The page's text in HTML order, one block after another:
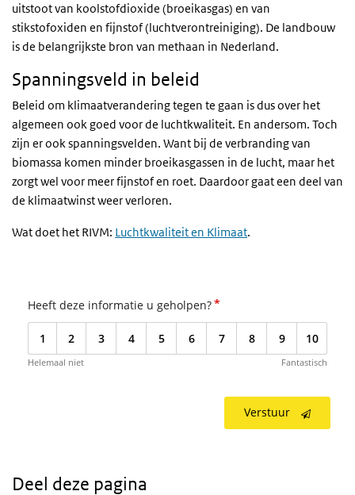
uitstoot van koolstofdioxide (broeikasgas) en van
stikstofoxiden en fijnstof (luchtverontreiniging). De landbouw
is de belangrijkste bron van methaan in Nederland.
Spanningsveld in beleid
Beleid om klimaatverandering tegen te gaan is dus over het
algemeen ook goed voor de luchtkwaliteit. En andersom. Toch
zijn er ook spanningsvelden. Want bij de verbranding van
biomassa komen minder broeikasgassen in de lucht, maar het
zorgt wel voor meer fijnstof en roet. Daardoor gaat een deel van
de klimaatwinst weer verloren.
Wat doet het RIVM: Luchtkwaliteit en Klimaat.
Heeft deze informatie u geholpen?*
1 2 3 4 5 6 7 8 9 10
Helemaal niet Fantastisch
Verstuur
Deel deze pagina